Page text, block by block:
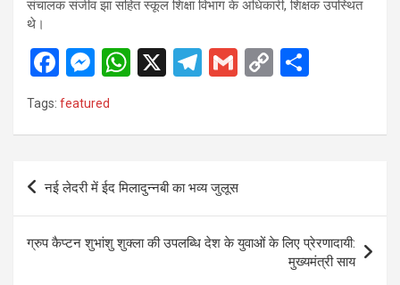
संचालक संजीव झा सहित स्कूल शिक्षा विभाग के अधिकारी, शिक्षक उपस्थित
थे।
F
a
ce
o
k
M
es
se
g
er
W
A
p
p
X
T
a
m
G
C
Tags: featured
Post
navigation
नई लेदरी में ईद मिलादुन्नबी का भव्य जुलूस
ग्रुप कैप्टन शुभांशु शुक्ला की उपलब्धि देश के युवाओं के लिए प्रेरणादायी:
मुख्यमंत्री साय